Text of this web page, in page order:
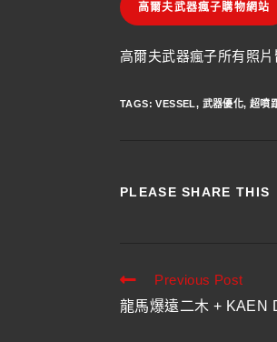
高爾夫武器瘋子購物網站
高爾夫武器瘋子所有照
TAGS:VESSEL, 武器優化, 超噴
PLEASE SHARE THIS
Previous Post
龍馬爆遠二木 + KAEN